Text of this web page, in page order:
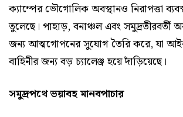
ক্যাম্পের ভৌগোলিক অবস্থানও নিরাপত্তা
তুলেছে। পাহাড়, বনাঞ্চল এবং সমুদ্রতীরবর্তী
জন্য আত্মগোপনের সুযোগ তৈরি করে, যা
বাহিনীর জন্য বড় চ্যালেঞ্জ হয়ে দাঁড়িয়েছে।
সমুদ্রপথে ভয়াবহ মানবপাচার